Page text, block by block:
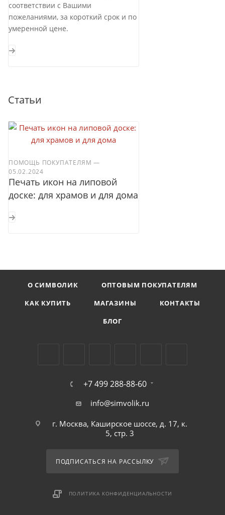
соответствии с Вашими
пожеланиями, за короткий срок и по
умеренной цене.
Статьи
ПОМОЩЬ ПОКУПАТЕЛЯМ—
05.02.2024
Печать икон на липовой
доске: для храмов и для дома
О СИМВОЛИК
ОПТОВЫМ ПОКУПАТЕЛЯМ
КАК КУПИТЬ
МАГАЗИНЫ
КОНТАКТЫ
БЛОГ
+7 499 288-88-60
info@simvolik.ru
г. Москва, Каширское шоссе, д. 17, к.
5, стр. 3
ПОДПИСАТЬСЯ НА РАССЫЛКУ
ПОЛИТИКА КОНФИДЕНЦИАЛЬНОСТИ